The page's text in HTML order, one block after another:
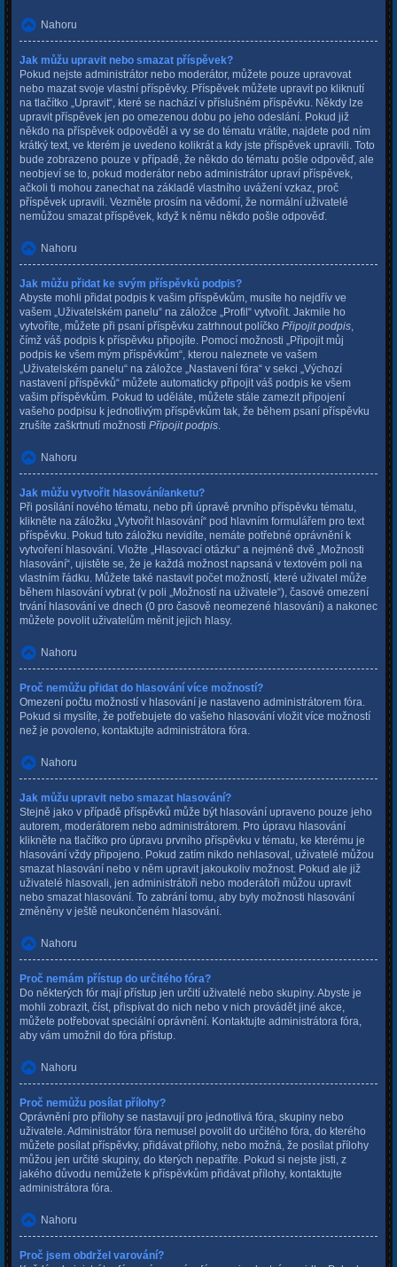
Nahoru
Jak můžu upravit nebo smazat příspěvek?
Pokud nejste administrátor nebo moderátor, můžete pouze upravovat
nebo mazat svoje vlastní příspěvky. Příspěvek můžete upravit po kliknutí
na tlačítko „Upravit“, které se nachází v příslušném příspěvku. Někdy lze
upravit příspěvek jen po omezenou dobu po jeho odeslání. Pokud již
někdo na příspěvek odpověděl a vy se do tématu vrátíte, najdete pod ním
krátký text, ve kterém je uvedeno kolikrát a kdy jste příspěvek upravili. Toto
bude zobrazeno pouze v případě, že někdo do tématu pošle odpověď, ale
neobjeví se to, pokud moderátor nebo administrátor upraví příspěvek,
ačkoli ti mohou zanechat na základě vlastního uvážení vzkaz, proč
příspěvek upravili. Vezměte prosím na vědomí, že normální uživatelé
nemůžou smazat příspěvek, když k němu někdo pošle odpověď.
Nahoru
Jak můžu přidat ke svým příspěvků podpis?
Abyste mohli přidat podpis k vašim příspěvkům, musíte ho nejdřív ve
vašem „Uživatelském panelu“ na záložce „Profil“ vytvořit. Jakmile ho
vytvoříte, můžete při psaní příspěvku zatrhnout políčko Připojit podpis
čímž váš podpis k příspěvku připojíte. Pomocí možnosti „Připojit můj
podpis ke všem mým příspěvkům“, kterou naleznete ve vašem
„Uživatelském panelu“ na záložce „Nastavení fóra“ v sekci „Výchozí
nastavení příspěvků“ můžete automaticky připojit váš podpis ke všem
vašim příspěvkům. Pokud to uděláte, můžete stále zamezit připojení
vašeho podpisu k jednotlivým příspěvkům tak, že během psaní příspěvku
zrušíte zaškrtnutí možnosti Připojit podpis
Nahoru
Jak můžu vytvořit hlasování/anketu?
Při posílání nového tématu, nebo při úpravě prvního příspěvku tématu,
klikněte na záložku „Vytvořit hlasování“ pod hlavním formulářem pro text
příspěvku. Pokud tuto záložku nevidíte, nemáte potřebné oprávnění k
vytvoření hlasování. Vložte „Hlasovací otázku“ a nejméně dvě „Možnosti
hlasování“, ujistěte se, že je každá možnost napsaná v textovém poli na
vlastním řádku. Můžete také nastavit počet možností, které uživatel může
během hlasování vybrat (v poli „Možností na uživatele“), časové omezení
trvání hlasování ve dnech (0 pro časově neomezené hlasování) a nakonec
můžete povolit uživatelům měnit jejich hlasy.
Nahoru
Proč nemůžu přidat do hlasování více možností?
Omezení počtu možností v hlasování je nastaveno administrátorem fóra.
Pokud si myslíte, že potřebujete do vašeho hlasování vložit více možností
než je povoleno, kontaktujte administrátora fóra.
Nahoru
Jak můžu upravit nebo smazat hlasování?
Stejně jako v případě příspěvků může být hlasování upraveno pouze jeho
autorem, moderátorem nebo administrátorem. Pro úpravu hlasování
klikněte na tlačítko pro úpravu prvního příspěvku v tématu, ke kterému je
hlasování vždy připojeno. Pokud zatím nikdo nehlasoval, uživatelé můžou
smazat hlasování nebo v něm upravit jakoukoliv možnost. Pokud ale již
uživatelé hlasovali, jen administrátoři nebo moderátoři můžou upravit
nebo smazat hlasování. To zabrání tomu, aby byly možnosti hlasování
změněny v ještě neukončeném hlasování.
Nahoru
Proč nemám přístup do určitého fóra?
Do některých fór mají přístup jen určití uživatelé nebo skupiny. Abyste je
mohli zobrazit, číst, přispívat do nich nebo v nich provádět jiné akce,
můžete potřebovat speciální oprávnění. Kontaktujte administrátora fóra,
aby vám umožnil do fóra přístup.
Nahoru
Proč nemůžu posílat přílohy?
Oprávnění pro přílohy se nastavují pro jednotlivá fóra, skupiny nebo
uživatele. Administrátor fóra nemusel povolit do určitého fóra, do kterého
můžete posílat příspěvky, přidávat přílohy, nebo možná, že posílat přílohy
můžou jen určité skupiny, do kterých nepatříte. Pokud si nejste jisti, z
jakého důvodu nemůžete k příspěvkům přidávat přílohy, kontaktujte
administrátora fóra.
Nahoru
Proč jsem obdržel varování?